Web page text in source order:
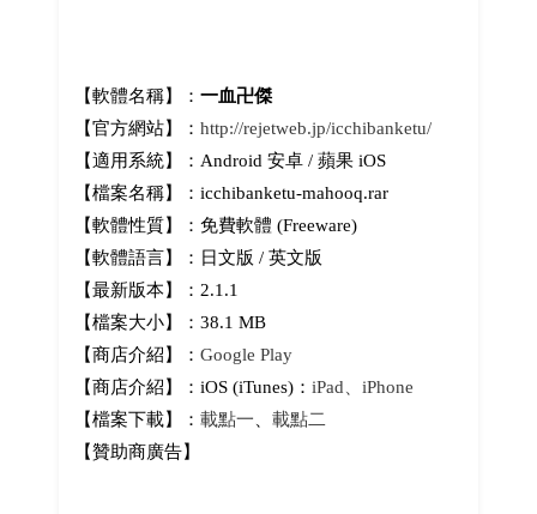
【軟體名稱】： 一血卍傑
【官方網站】： http://rejetweb.jp/icchibanketu/
【適用系統】：Android 安卓 / 蘋果 iOS
【檔案名稱】：icchibanketu-mahooq.rar
【軟體性質】：免費軟體 (Freeware)
【軟體語言】：日文版 / 英文版
【最新版本】：2.1.1
【檔案大小】：38.1 MB
【商店介紹】： Google Play
【商店介紹】：iOS (iTunes)： iPad、iPhone
【檔案下載】： 載點一、 載點二
【贊助商廣告】